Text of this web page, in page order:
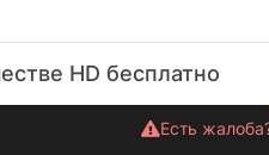
HD бесплатно
Есть